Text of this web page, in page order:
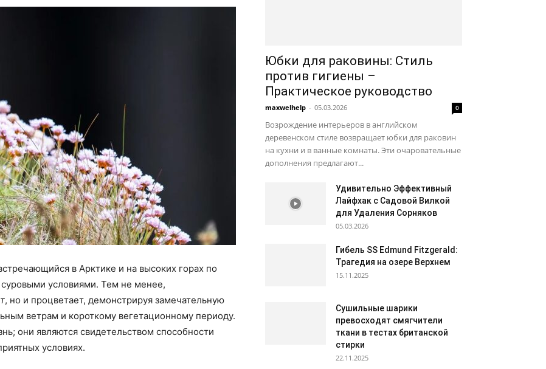
в Арктике и на высоких горах по
условиями. Тем не менее,
, но и процветает, демонстрируя замечательную
ветрам и короткому вегетационному периоду.
они являются свидетельством способности
условиях.
Юбки для раковины: Стиль
против гигиены –
Практическое руководство
maxwelhelp - 05.03.2026 0
Возрождение интерьеров в английском
деревенском стиле возвращает юбки для раковин
на кухни и в ванные комнаты. Эти очаровательные
дополнения предлагают...
Удивительно Эффективный
Лайфхак с Садовой Вилкой
для Удаления Сорняков
05.03.2026
Гибель SS Edmund Fitzgerald:
Трагедия на озере Верхнем
15.11.2025
Сушильные шарики
превосходят смягчители
ткани в тестах британской
стирки
22.11.2025